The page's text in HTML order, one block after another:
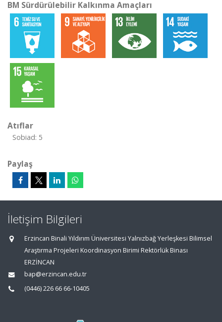
BM Sürdürülebilir Kalkınma Amaçları
Atıflar
Sobiad: 5
Paylaş
İletişim Bilgileri
Erzincan Binali Yıldırım Üniversitesi Yalnızbağ Yerleşkesi Bilimsel
Araştırma Projeleri Koordinasyon Birimi Rektörlük Binası
ERZİNCAN
bap@erzincan.edu.tr
(0446) 226 66 66-10405